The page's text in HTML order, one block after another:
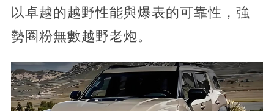
以卓越的越野性能與爆表的可靠性，強
勢圈粉無數越野老炮。